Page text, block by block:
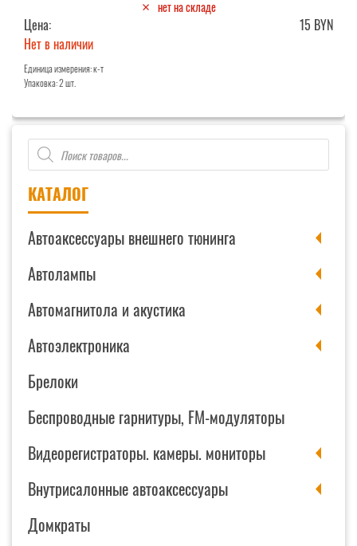
Поиск
товаров
КАТАЛОГ
Автоаксессуары внешнего тюнинга
Автолампы
Автомагнитола и акустика
Автоэлектроника
Брелоки
Беспроводные гарнитуры, FM-модуляторы
Видеорегистраторы. камеры. мониторы
Внутрисалонные автоаксессуары
Домкраты
нет на складе
Цена:
15 BYN
Нет в наличии
Единица измерения: к-т
Упаковка: 2 шт.